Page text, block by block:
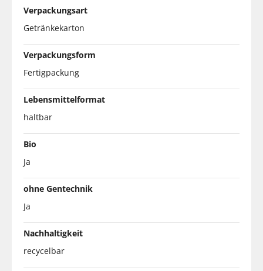
Verpackungsart
Getränkekarton
Verpackungsform
Fertigpackung
Lebensmittelformat
haltbar
Bio
Ja
ohne Gentechnik
Ja
Nachhaltigkeit
recycelbar